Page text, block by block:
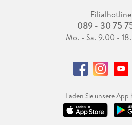
Filialhotline
089 - 30 75
Mo. - Sa. 9.00 -
Laden Sie unsere App